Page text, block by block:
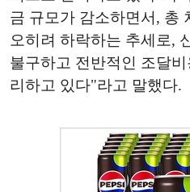
금 규모가 감소하면서, 총
오히려 하락하는 추세로,
불구하고 전반적인 조달
리하고 있다"라고 말했다.